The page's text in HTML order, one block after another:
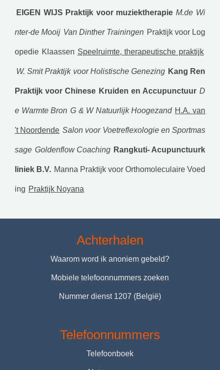
EIGEN WIJS Praktijk voor muziektherapie M.de Wi
nter-de Mooij Van Dinther Trainingen Praktijk voor Log
opedie Klaassen Speelruimte, therapeutische praktijk
W. Smit Praktijk voor Holistische Genezing Kang Ren
Praktijk voor Chinese Kruiden en Accupunctuur D
e Warmte Bron G & W Natuurlijk Hoogezand H.A. van
't Noordende Salon voor Voetreflexologie en Sportmas
sage Goldenflow Coaching Rangkuti- Acupunctuurk
liniek B.V. Manna Praktijk voor Orthomoleculaire Voed
ing Praktijk Noyana
Achterhalen
Waarom word ik anoniem gebeld?
Mobiele telefoonnummers zoeken
Nummer dienst 1207 (België)
Telefoonnummers
Telefoonboek